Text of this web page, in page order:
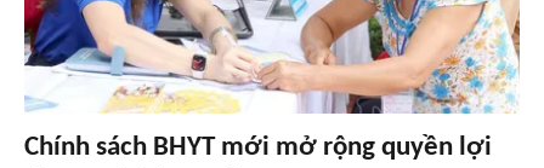
Chính sách BHYT mới mở rộng quyền lợi